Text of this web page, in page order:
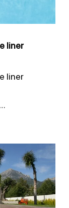
liner
liner